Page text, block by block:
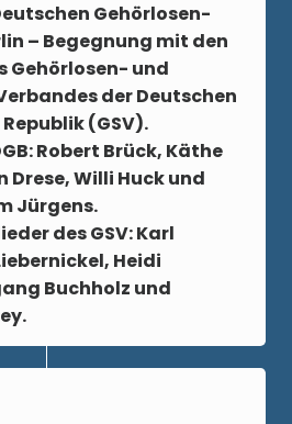
Gehörlosen-
– Begegnung mit den
Gehörlosen- und
der Deutschen
(GSV).
Robert Brück, Käthe
Drese, Willi Huck und
Jürgens.
des GSV: Karl
Heidi
Buchholz und